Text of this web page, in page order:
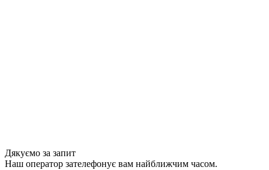
Дякуємо за запит
Наш оператор зателефонує вам найближчим часом.